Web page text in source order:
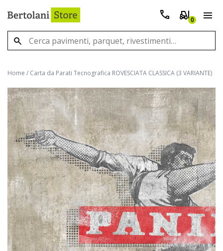
0
Home / Carta da Parati Tecnografica ROVESCIATA CLASSICA (3 VARIANTE)